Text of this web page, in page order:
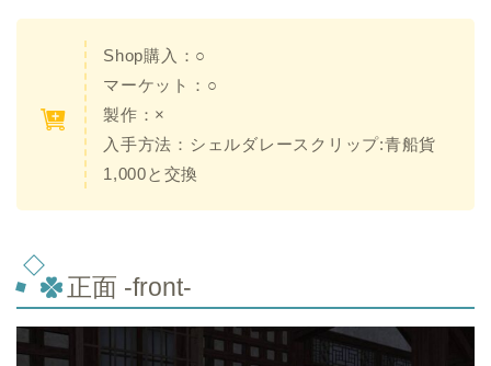
Shop購入：○
マーケット：○
製作：×
入手方法：シェルダレースクリップ:青船貨
1,000と交換
正面 -front-